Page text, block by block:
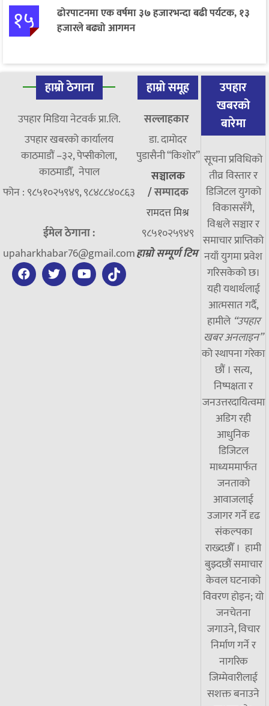
१५
ढोरपाटनमा एक वर्षमा ३७ हजारभन्दा बढी पर्यटक, १३
हजारले बढ्यो आगमन
हाम्रो ठेगाना
उपहार मिडिया नेटवर्क प्रा.लि.
उपहार खबरको कार्यालय
काठमाडौं –३२, पेप्सीकोला,
काठमाडौँ, नेपाल
फोन : ९८५१०२५९४९, ९८४८८४०८६३
ईमेल ठेगाना :
upaharkhabar76@gmail.com
हाम्रो समूह
सल्लाहकार
डा. दामाेदर
पुडासैनी “किशाेर”
सञ्चालक
/सम्पादक
रामदत्त मिश्र
९८५१०२५९४९
हाम्रो सम्पूर्ण टिम
उपहार
खबरको
बारेमा
सूचना प्रविधिको
तीव्र विस्तार र
डिजिटल युगको
विकाससँगै,
विश्वले सञ्चार र
समाचार प्राप्तिको
नयाँ युगमा प्रवेश
गरिसकेको छ।
यही यथार्थलाई
आत्मसात गर्दै,
हामीले “उपहार
खबर अनलाइन”
को स्थापना गरेका
छौं । सत्य,
निष्पक्षता र
जनउत्तरदायित्वमा
अडिग रही
आधुनिक
डिजिटल
माध्यममार्फत
जनताको
आवाजलाई
उजागर गर्ने दृढ
संकल्पका
राख्दछौँ । हामी
बुझ्दछौं समाचार
केवल घटनाको
विवरण होइन; यो
जनचेतना
जगाउने, विचार
निर्माण गर्ने र
नागरिक
जिम्मेवारीलाई
सशक्त बनाउने